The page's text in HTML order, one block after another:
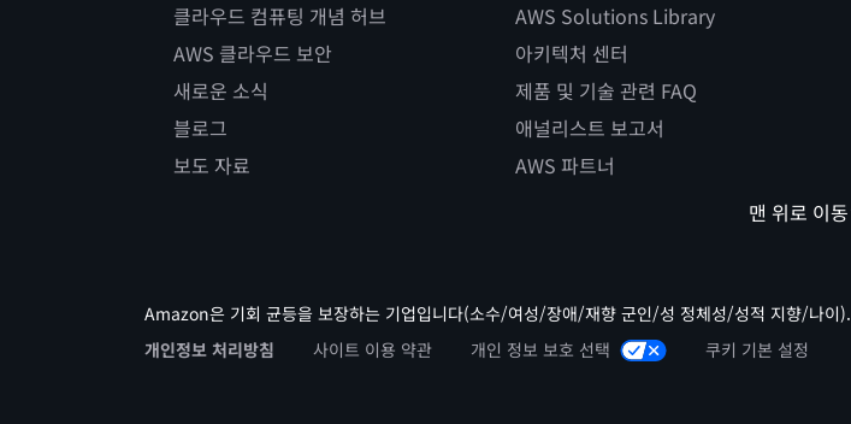
클라우드 컴퓨팅 개념 허브
AWS 클라우드 보안
새로운 소식
블로그
보도 자료
AWS Solutions Library
아키텍처 센터
제품 및 기술 관련 FAQ
애널리스트 보고서
AWS 파트너
맨 위로 이동
Amazon은 기회 균등을 보장하는 기업입니다(소수/여성/장애/재향 군인/성 정체성/성적 지향/나이).
개인정보 처리방침
사이트 이용 약관 개인 정보 보호 선택 쿠키 기본 설정